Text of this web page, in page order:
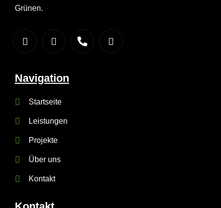
Grünen.
Navigation
Startseite
Leistungen
Projekte
Über uns
Kontakt